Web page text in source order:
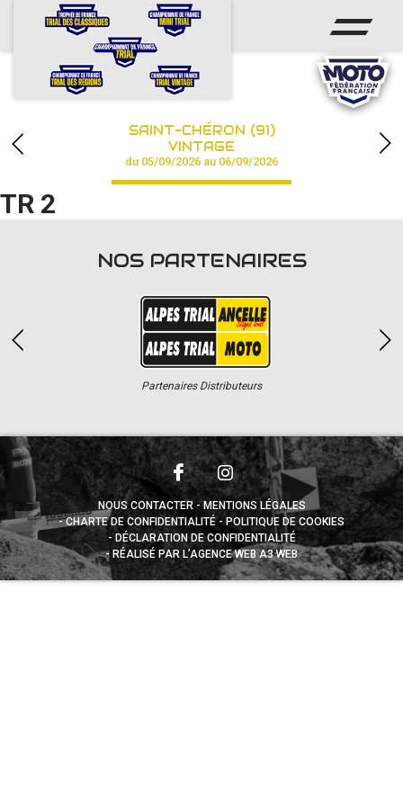
ACCUEIL
CALENDRIER
CHAMPIONNAT
RÉSULTATS
PHOTOS / VIDÉOS
PARTENAIRES
SAINT-CHÉRON (91)
VINTAGE
du 05/09/2026 au 06/09/2026
TR 2
NOS PARTENAIRES
Partenaires Distributeurs
NOUS CONTACTER
MENTIONS LÉGALES
CHARTE DE CONFIDENTIALITÉ
POLITIQUE DE COOKIES
DÉCLARATION DE CONFIDENTIALITÉ
RÉALISÉ PAR L’AGENCE WEB A3 WEB